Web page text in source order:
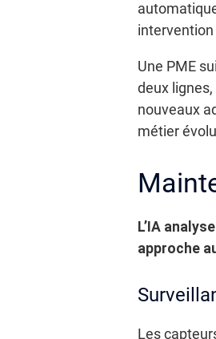
Une PME
deux
nouveaux
métier
L’IA
approche
Les